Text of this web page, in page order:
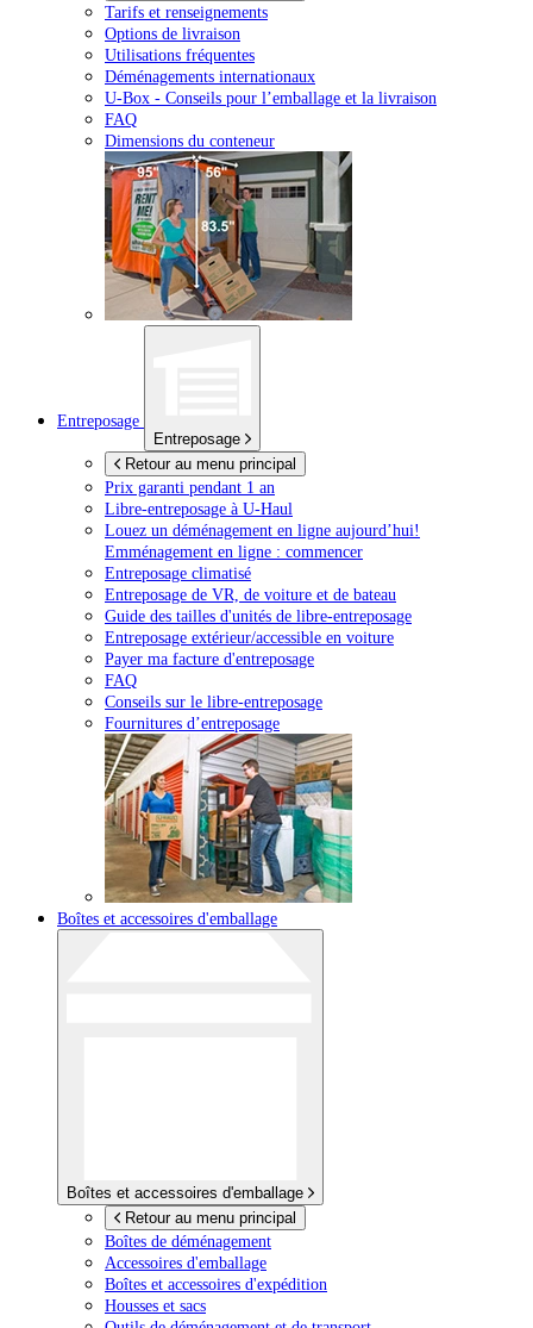
Tarifs et renseignements
Options de livraison
Utilisations fréquentes
Déménagements internationaux
U-Box - Conseils pour l’emballage et la livraison
FAQ
Dimensions du conteneur
Entreposage
Entreposage
Retour au menu principal
Prix garanti pendant 1 an
Libre-entreposage à U-Haul
Louez un déménagement en ligne aujourd’hui!
Emménagement en ligne : commencer
Entreposage climatisé
Entreposage de VR, de voiture et de bateau
Guide des tailles d'unités de libre-entreposage
Entreposage extérieur/accessible en voiture
Payer ma facture d'entreposage
FAQ
Conseils sur le libre-entreposage
Fournitures d’entreposage
Boîtes et accessoires d'emballage
Boîtes et accessoires d'emballage
Retour au menu principal
Boîtes de déménagement
Accessoires d'emballage
Boîtes et accessoires d'expédition
Housses et sacs